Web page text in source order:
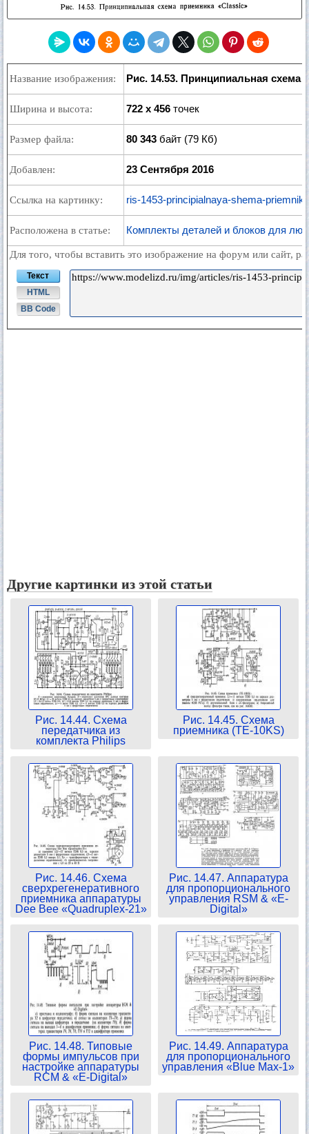
Название изображения: Рис. 14.53. Принципиальная схема
Ширина и высота: 722 x 456 точек
Размер файла: 80 343 байт (79 Кб)
Добавлен: 23 Сентября 2016
Ссылка на картинку: ris-1453-principialnaya-shema-
Расположена в статье: Комплекты деталей и блоков для
Для того, чтобы вставить это изображение на форум или сайт,
Текст
HTML
BB Code
Другие картинки из этой статьи
Рис. 14.44. Схема
передатчика из
комплекта Philips
Рис. 14.45. Схема
приемника (TE-10KS)
Рис. 14.46. Схема
сверхрегенеративного
приемника аппаратуры
Dee Bee «Quadruplex-21»
Рис. 14.47. Аппаратура
для пропорционального
управления RSM & «Е-
Digital»
Рис. 14.48. Типовые
формы импульсов при
настройке аппаратуры
RCM & «Е-Digital»
Рис. 14.49. Аппаратура
для пропорционального
управления «Blue Max-1»